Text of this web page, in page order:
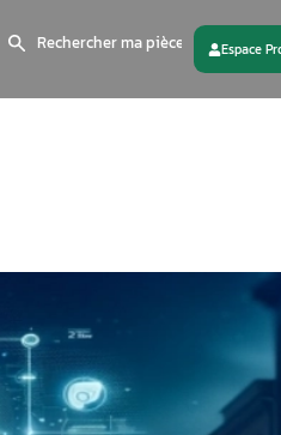
Contactez - nous